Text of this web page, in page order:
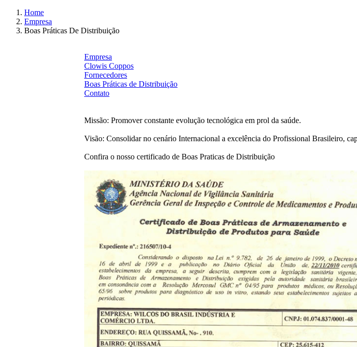
Home
Empresa
Boas Práticas De Distribuição
Empresa
Clowis Coppos
Fornecedores
Boas Práticas de Distribuição
Contato
Missão: Promover constante evolução tecnológica em prol da saúde.
Visão: Consolidar no cenário Internacional a excelência do Profissional Brasileiro,
Confira o nosso certificado de Boas Praticas de Distribuição